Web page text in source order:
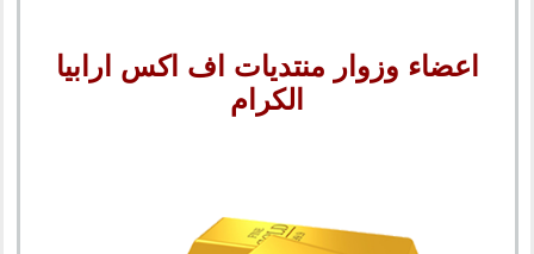
اعضاء وزوار منتديات اف اكس ارابيا
الكرام